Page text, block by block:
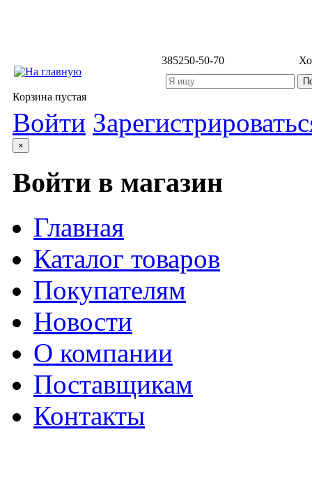
385250-50-70
Корзина пустая
Войти
×
Войти в магазин
Главная
Каталог товаров
Покупателям
Новости
О компании
Поставщикам
Контакты